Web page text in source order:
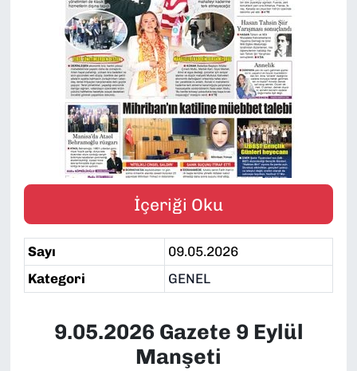
İçeriği Oku
Sayı
09.05.2026
Kategori
GENEL
9.05.2026 Gazete 9 Eylül
Manşeti
SAĞLIK
SPOR
TEKNOLOJİ
YAŞAM
YEREL YÖNETİMLER